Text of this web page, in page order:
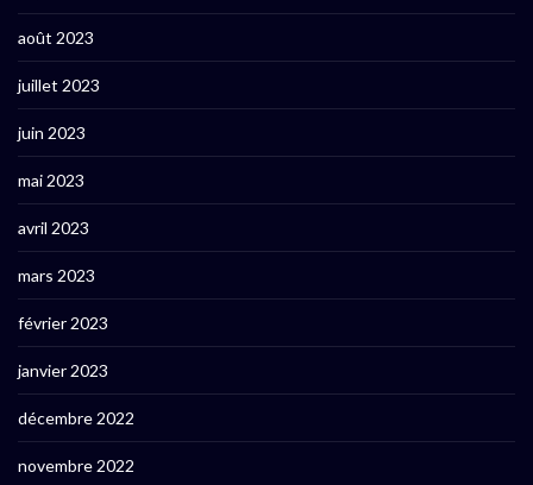
août 2023
juillet 2023
juin 2023
mai 2023
avril 2023
mars 2023
février 2023
janvier 2023
décembre 2022
novembre 2022